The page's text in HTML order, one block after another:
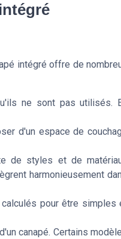
intégré offre de
ne sont pas utilisés.
d'un espace de
de styles et de
harmonieusement
pour être simples
canapé. Certains